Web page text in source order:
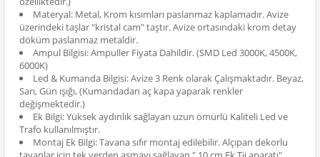
Materyal: Metal, Krom kısımları paslanmaz kaplamadır. Avize
üzerindeki taşlar "kristal cam" taştır. Avize ortasındaki krom detay
döküm paslanmaz metaldir.
Ampul Bilgisi: Ampuller Fiyata Dahildir. (SMD Led 3000K, 4500K,
6000K)
Led & Kumanda Bilgisi: Avize 3 Renk olarak Çalışmaktadır. Beyaz,
Sarı, Gün ışığı, (Kumandadan aç kapa yaparak renkler
değişmektedir.)
Ek Bilgi: Yüksek aydınlık sağlayan uzun ömürlü Kaliteli Led ve
Trafo kullanılmıştır.
Montaj Ek Bilgi: Tavana sıfır montaj edilebilir. Alçıpan dekorlu